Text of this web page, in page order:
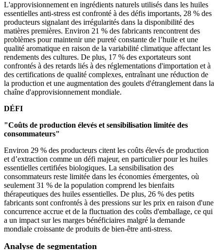
L'approvisionnement en ingrédients naturels utilisés dans les huiles
essentielles anti-stress est confronté à des défis importants, 28 % des
producteurs signalant des irrégularités dans la disponibilité des
matières premières. Environ 21 % des fabricants rencontrent des
problèmes pour maintenir une pureté constante de l’huile et une
qualité aromatique en raison de la variabilité climatique affectant les
rendements des cultures. De plus, 17 % des exportateurs sont
confrontés à des retards liés à des réglementations d'importation et à
des certifications de qualité complexes, entraînant une réduction de
la production et une augmentation des goulets d'étranglement dans la
chaîne d'approvisionnement mondiale.
DÉFI
"Coûts de production élevés et sensibilisation limitée des
consommateurs"
Environ 29 % des producteurs citent les coûts élevés de production
et d’extraction comme un défi majeur, en particulier pour les huiles
essentielles certifiées biologiques. La sensibilisation des
consommateurs reste limitée dans les économies émergentes, où
seulement 31 % de la population comprend les bienfaits
thérapeutiques des huiles essentielles. De plus, 26 % des petits
fabricants sont confrontés à des pressions sur les prix en raison d'une
concurrence accrue et de la fluctuation des coûts d'emballage, ce qui
a un impact sur les marges bénéficiaires malgré la demande
mondiale croissante de produits de bien-être anti-stress.
Analyse de segmentation